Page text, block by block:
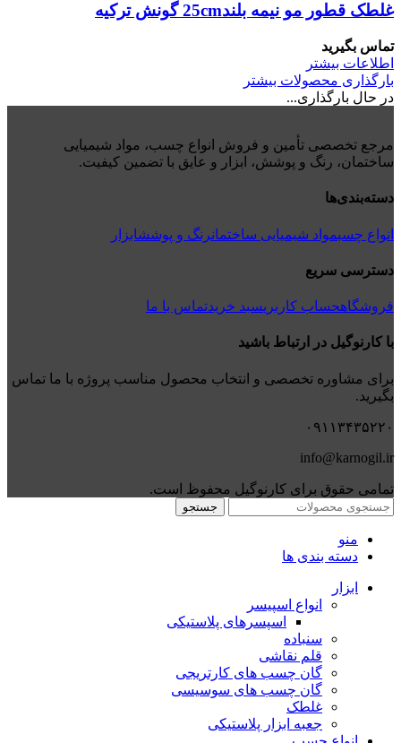
غلطک قطور مو نیمه بلند25cm گونش ترکیه
تماس بگیرید
اطلاعات بیشتر
بارگذاری محصولات بیشتر
در حال بارگذاری...
مرجع تخصصی تأمین و فروش انواع چسب، مواد شیمیایی
ساختمان، رنگ و پوشش، ابزار و عایق با تضمین کیفیت.
دسته‌بندی‌ها
انواع چسبمواد شیمیایی ساختمانرنگ و پوششابزار
دسترسی سریع
فروشگاهحساب کاربریسبد خریدتماس با ما
با کارنوگیل در ارتباط باشید
برای مشاوره تخصصی و انتخاب محصول مناسب پروژه با ما تماس
بگیرید.
۰۹۱۱۳۴۳۵۲۲۰
info@karnogil.ir
تمامی حقوق برای کارنوگیل محفوظ است.
جستجو
منو
دسته بندی ها
ابزار
انواع اسپیسر
اسپسرهای پلاستیکی
سنباده
قلم نقاشی
گان چسب های کارتریجی
گان چسب های سوسیسی
غلطک
جعبه ابزار پلاستیکی